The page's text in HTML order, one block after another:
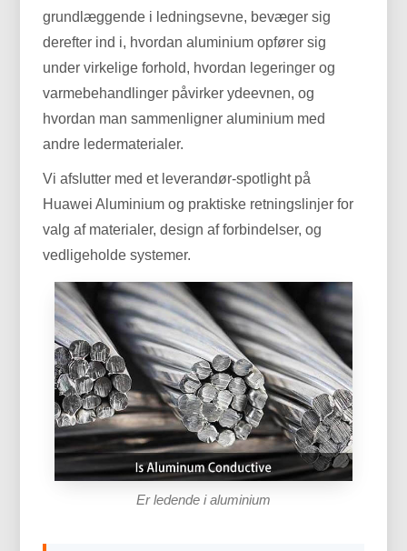
grundlæggende i ledningsevne, bevæger sig
derefter ind i, hvordan aluminium opfører sig
under virkelige forhold, hvordan legeringer og
varmebehandlinger påvirker ydeevnen, og
hvordan man sammenligner aluminium med
andre ledermaterialer.
Vi afslutter med et leverandør-spotlight på
Huawei Aluminium og praktiske retningslinjer for
valg af materialer, design af forbindelser, og
vedligeholde systemer.
Er ledende i aluminium